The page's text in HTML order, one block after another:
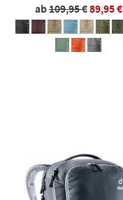
ab109,95 €89,95 €